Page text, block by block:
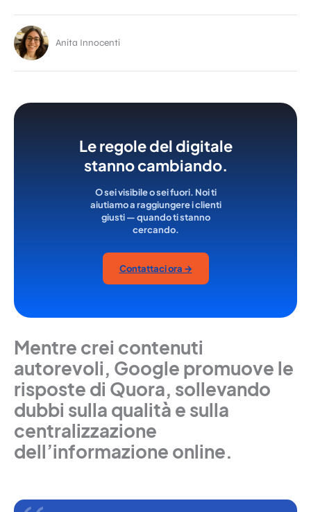
Anita Innocenti
Le regole del digitale
stanno cambiando.
O sei visibile o sei fuori. Noi ti
aiutiamo a raggiungere i clienti
giusti — quando ti stanno
cercando.
Contattaci ora →
Mentre crei contenuti
autorevoli, Google promuove le
risposte di Quora, sollevando
dubbi sulla qualità e sulla
centralizzazione
dell’informazione online.